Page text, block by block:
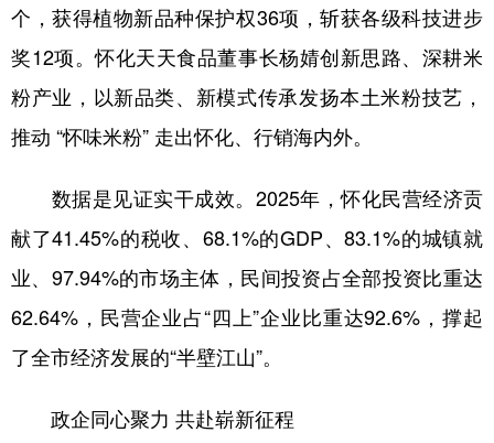
个，获得植物新品种保护权36项，斩获各级科技进步
奖12项。怀化天天食品董事长杨婧创新思路、深耕米
粉产业，以新品类、新模式传承发扬本土米粉技艺，
推动 “怀味米粉” 走出怀化、行销海内外。
数据是见证实干成效。2025年，怀化民营经济贡
献了41.45%的税收、68.1%的GDP、83.1%的城镇就
业、97.94%的市场主体，民间投资占全部投资比重达
62.64%，民营企业占“四上”企业比重达92.6%，撑起
了全市经济发展的“半壁江山”。
政企同心聚力 共赴崭新征程